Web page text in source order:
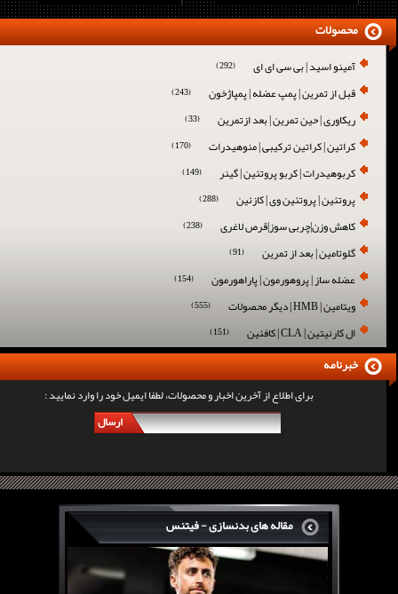
آمینو اسید | بی سی ای ای (292)
قبل از تمرین | پمپ عضله | پمپاژخون (243)
ریکاوری | حین تمرین | بعد ازتمرین (33)
کراتین | کراتین ترکیبی | منوهیدرات (170)
کربوهیدرات | کربو پروتئین | گینر (149)
پروتئین | پروتئین وی | کازئین (288)
کاهش وزن|چربی سوز|قرص لاغری (238)
گلوتامین | بعد از تمرین (91)
عضله ساز | پروهورمون | پاراهورمون (154)
ویتامین | HMB | دیگر محصولات (555)
ال کارنیتین | CLA | کافئین (151)
محصولات
برای اطلاع از آخرین اخبار و محصولات، لطفا ایمیل خود را وارد نمایید :
ارسال
خبرنامه
مقاله های بدنسازی - فیتنس